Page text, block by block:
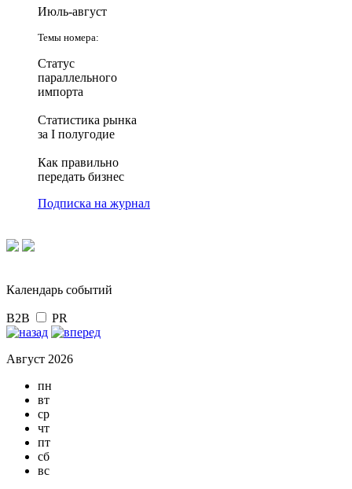
Июль-август
Темы номера:
Статус
параллельного
импорта
Статистика рынка
за I полугодие
Как правильно
передать бизнес
Подписка на журнал
Календарь событий
B2B PR
Август 2026
пн
вт
ср
чт
пт
сб
вс